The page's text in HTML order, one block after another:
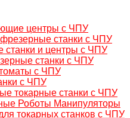
центры с ЧПУ
станки с ЧПУ
станки и центры с ЧПУ
станки с ЧПУ
с ЧПУ
с ЧПУ
токарные станки с ЧПУ
Роботы Манипуляторы
токарных станков с ЧПУ